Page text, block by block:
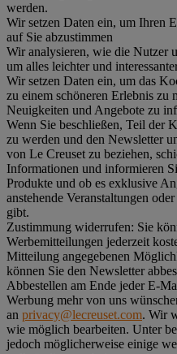
werden.
Wir setzen Daten ein, um Ihren
auf Sie abzustimmen
Wir analysieren, wie die Nutzer
um alles leichter und
Wir setzen Daten ein, um das
zu einem schöneren Erlebnis zu
Neuigkeiten und Angebote zu
Wenn Sie beschließen, Teil der
zu werden und den Newsletter
von Le Creuset zu beziehen,
Informationen und informieren
Produkte und ob es exklusive
anstehende Veranstaltungen
gibt.
Zustimmung widerrufen: Sie
Werbemitteilungen jederzeit
Mitteilung angegebenen
können Sie den Newsletter
Abbestellen am Ende jeder E-
Werbung mehr von uns
an privacy@lecreuset.com. Wir
wie möglich bearbeiten. Unter
jedoch möglicherweise einige